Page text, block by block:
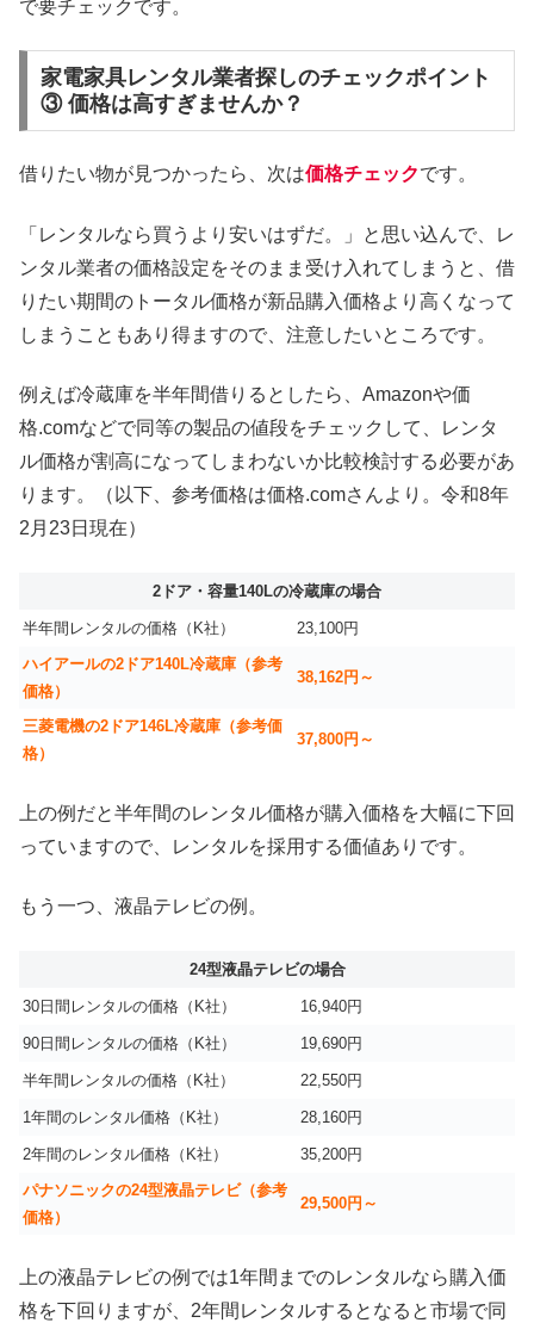
で要チェックです。
家電家具レンタル業者探しのチェックポイント
③ 価格は高すぎませんか？
借りたい物が見つかったら、次は価格チェックです。
「レンタルなら買うより安いはずだ。」と思い込んで、レ
ンタル業者の価格設定をそのまま受け入れてしまうと、借
りたい期間のトータル価格が新品購入価格より高くなって
しまうこともあり得ますので、注意したいところです。
例えば冷蔵庫を半年間借りるとしたら、Amazonや価
格.comなどで同等の製品の値段をチェックして、レンタ
ル価格が割高になってしまわないか比較検討する必要があ
ります。（以下、参考価格は価格.comさんより。令和8年
2月23日現在）
2ドア・容量140Lの冷蔵庫の場合
半年間レンタルの価格（K社）
23,100円
ハイアールの2ドア140L冷蔵庫（参考
価格）
38,162円～
三菱電機の2ドア146L冷蔵庫（参考価
格）
37,800円～
上の例だと半年間のレンタル価格が購入価格を大幅に下回
っていますので、レンタルを採用する価値ありです。
もう一つ、液晶テレビの例。
24型液晶テレビの場合
30日間レンタルの価格（K社） 16,940円
90日間レンタルの価格（K社） 19,690円
半年間レンタルの価格（K社） 22,550円
1年間のレンタル価格（K社） 28,160円
2年間のレンタル価格（K社）
35,200円
パナソニックの24型液晶テレビ（参考
価格）
29,500円～
上の液晶テレビの例では1年間までのレンタルなら購入価
格を下回りますが、2年間レンタルするとなると市場で同